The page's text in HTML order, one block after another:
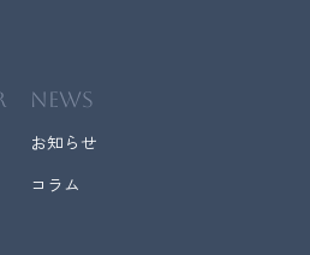
NEWS
お知らせ
コラム